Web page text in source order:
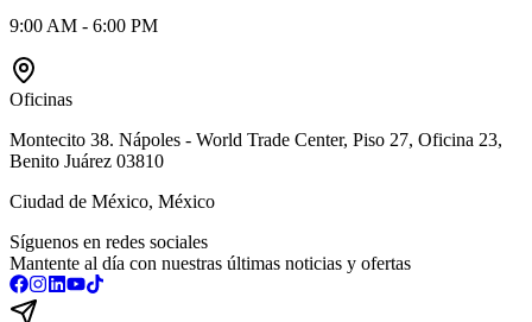
9:00 AM - 6:00 PM
Oficinas
Montecito 38. Nápoles - World Trade Center, Piso 27, Oficina 23,
Benito Juárez 03810
Ciudad de México, México
Síguenos en redes sociales
Mantente al día con nuestras últimas noticias y ofertas